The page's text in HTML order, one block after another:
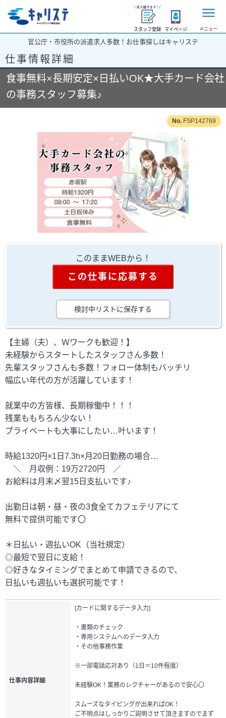
スタッフ登録 マイページ メニュー
官公庁・市役所の派遣求人多数！お仕事探しはキャリステ
仕事情報詳細
食事無料×長期安定×日払いOK★大手カード会社
の事務スタッフ募集♪
FSP142769
このままWEBから！
この仕事に応募する
検討中リストに保存する
【主婦（夫）、Ｗワークも歓迎！】
未経験からスタートしたスタッフさん多数！
先輩スタッフさんも多数！フォロー体制もバッチリ
幅広い年代の方が活躍しています！
就業中の方皆様、長期稼働中！！！
残業ももちろん少ない！
プライベートも大事にしたい…叶います！
時給1320円×1日7.3h×月20日勤務の場合…
＼ 月収例：19万2720円 ／
お給料は月末〆翌15日支払いです♪
出勤日は朝・昼・夜の3食全てカフェテリアにて
無料で提供可能です〇
＊日払い・週払いOK（当社規定）
◎最短で翌日に支給！
◎好きなタイミングでまとめて申請できるので、
日払いも週払いも選択可能です！
仕事内容詳細
[カードに関するデータ入力]
・書類のチェック
・専用システムへのデータ入力
・その他事務作業
※一部電話応対あり（1日＝10件程度）
未経験OK！業務のレクチャーがあるので安心〇
スムーズなタイピングが出来ればOK！
ご不明点はしっかりご説明させて頂きますのでまず